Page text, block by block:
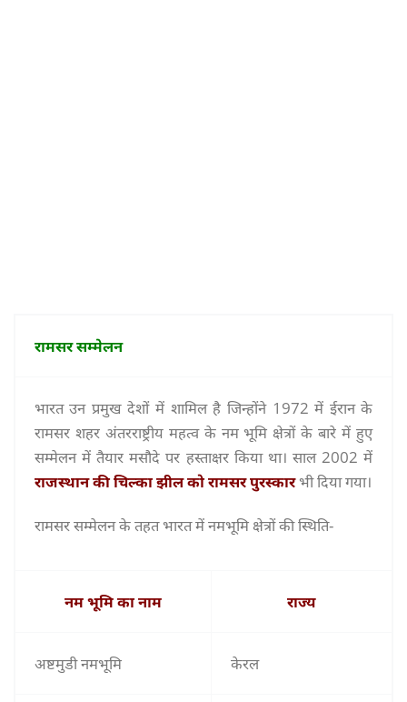
रामसर सम्मेलन
भारत उन प्रमुख देशों में शामिल है जिन्होंने 1972 में ईरान के
रामसर शहर अंतरराष्ट्रीय महत्व के नम भूमि क्षेत्रों के बारे में हुए
सम्मेलन में तैयार मसौदे पर हस्ताक्षर किया था। साल 2002 में
राजस्थान की चिल्का झील को रामसर पुरस्कारभी दिया गया।
रामसर सम्मेलन के तहत भारत में नमभूमि क्षेत्रों की स्थिति-
नम भूमि का नाम राज्य
अष्टमुडी नमभूमि केरल